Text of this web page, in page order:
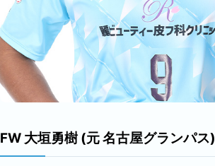
FW 大垣勇樹 (元 名古屋グランパス)